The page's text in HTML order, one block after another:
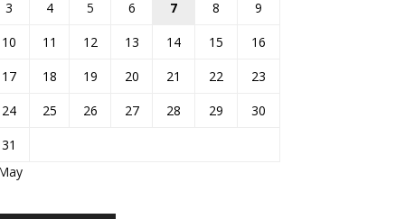
3
4 5 6 7 8
9
10
11 12 13 14 15
16
17
18 19 20 21 22
23
24
25 26 27 28 29
30
31